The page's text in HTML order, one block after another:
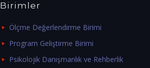
Birimler
Ölçme Değerlendirme Birimi
Program Geliştirme Birimi
Psikolojik Danışmanlık ve Rehberlik